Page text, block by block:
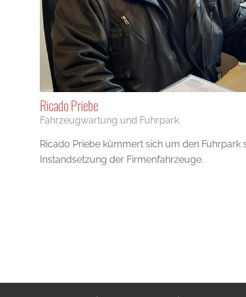
Ricado Priebe
Fahrzeugwartung und Fuhrpark
Ricado Priebe kümmert sich um den Fuhrpark
Instandsetzung der Firmenfahrzeuge.